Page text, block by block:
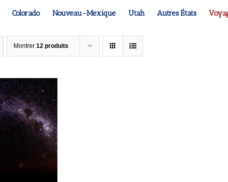
Colorado Nouveau-Mexique Utah Autres États
Montrer 12 produits